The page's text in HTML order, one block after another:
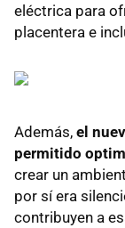
eléctrica para
placentera e
Además, el
permitido
crear un
por sí era
contribuyen a